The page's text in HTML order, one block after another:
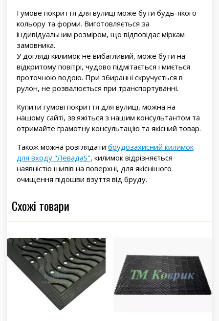
Гумове покриття для вулиці може бути будь-якого
кольору та форми. Виготовляється за
індивідуальним розміром, що відповідає міркам
замовника.
У догляді килимок не вибагливий, може бути на
відкритому повітрі, чудово підмітається і миється
проточною водою. При збиранні скручується в
рулон, не розвалюється при транспортуванні.
Купити гумові покриття для вулиці, можна на
нашому сайті, зв'яжіться з нашим консультантом та
отримайте грамотну консультацію та якісний товар.
Також можна розглядати брудозахисний килимок
для входу "ЛевадаS", килимок відрізняється
наявністю шипів на поверхні, для якіснішого
очищення підошви взуття від бруду.
Схожі товари